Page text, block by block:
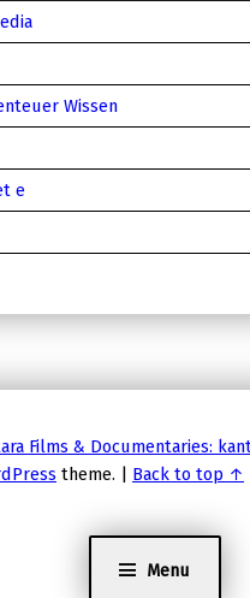
Menu
Wissen
e
Films & Documentaries:
theme. | Back to top ↑